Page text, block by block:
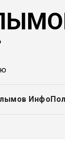
Инфо